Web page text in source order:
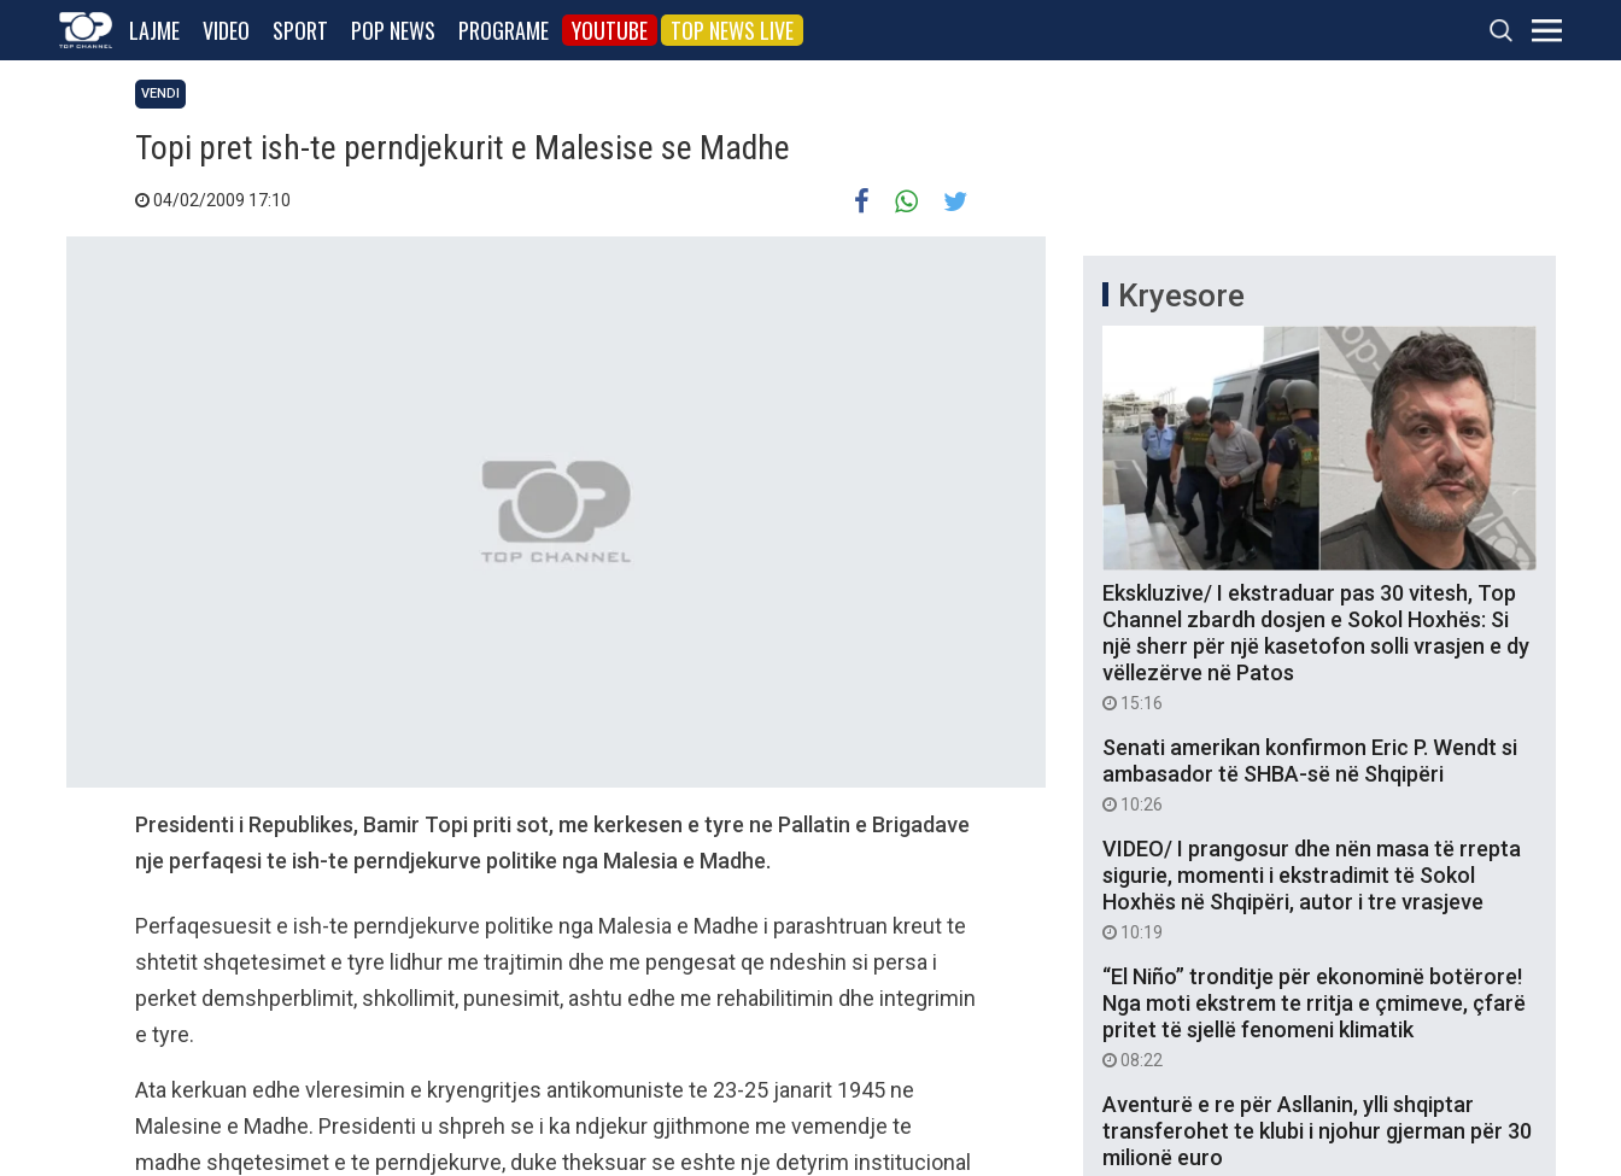
LAJME VIDEO SPORT POP NEWS PROGRAME YOUTUBE TOP NEWS LIVE
VENDI
Topi pret ish-te perndjekurit e Malesise se Madhe
04/02/2009 17:10
Presidenti i Republikes, Bamir Topi priti sot, me kerkesen e tyre ne Pallatin e Brigadave
nje perfaqesi te ish-te perndjekurve politike nga Malesia e Madhe.
Perfaqesuesit e ish-te perndjekurve politike nga Malesia e Madhe i parashtruan kreut te
shtetit shqetesimet e tyre lidhur me trajtimin dhe me pengesat qe ndeshin si persa i
perket demshperblimit, shkollimit, punesimit, ashtu edhe me rehabilitimin dhe integrimin
e tyre.
Ata kerkuan edhe vleresimin e kryengritjes antikomuniste te 23-25 janarit 1945 ne
Malesine e Madhe. Presidenti u shpreh se i ka ndjekur gjithmone me vemendje te
madhe shqetesimet e te perndjekurve, duke theksuar se eshte nje detyrim institucional
Kryesore
Ekskluzive/ I ekstraduar pas 30 vitesh, Top
Channel zbardh dosjen e Sokol Hoxhës: Si
një sherr për një kasetofon solli vrasjen e dy
vëllezërve në Patos
15:16
Senati amerikan konfirmon Eric P. Wendt si
ambasador të SHBA-së në Shqipëri
10:26
VIDEO/ I prangosur dhe nën masa të rrepta
sigurie, momenti i ekstradimit të Sokol
Hoxhës në Shqipëri, autor i tre vrasjeve
10:19
“El Niño” tronditje për ekonominë botërore!
Nga moti ekstrem te rritja e çmimeve, çfarë
pritet të sjellë fenomeni klimatik
08:22
Aventurë e re për Asllanin, ylli shqiptar
transferohet te klubi i njohur gjerman për 30
milionë euro